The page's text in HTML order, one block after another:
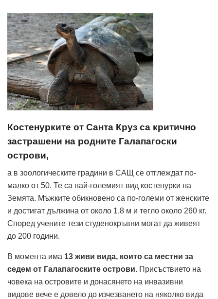
Костенурките от Санта Круз са критично
застрашени на родните Галапагоски
острови,
а в зоологическите градини в САЩ се отглеждат по-
малко от 50. Те са най-големият вид костенурки на
Земята. Мъжките обикновено са по-големи от женските
и достигат дължина от около 1,8 м и тегло около 260 кг.
Според учените тези студенокръвни могат да живеят
до 200 години.
В момента има 13 живи вида, които са местни за
седем от Галапагоските острови. Присъствието на
човека на островите и донасянето на инвазивни
видове вече е довело до изчезването на няколко вида